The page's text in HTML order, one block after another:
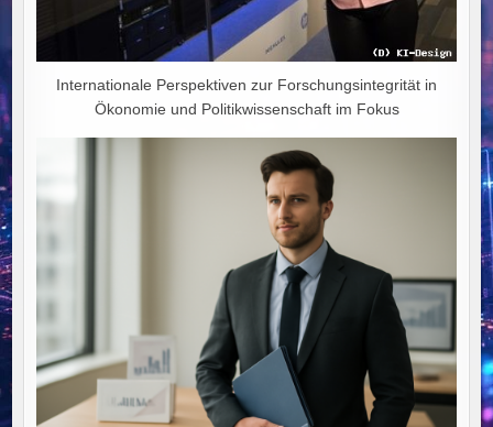
Internationale Perspektiven zur Forschungsintegrität in
Ökonomie und Politikwissenschaft im Fokus